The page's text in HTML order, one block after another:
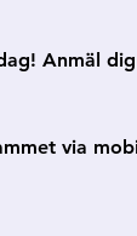
Anmäl
via